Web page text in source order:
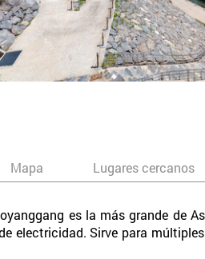
Mapa Lugares cercanos
es la más grande de
electricidad. Sirve para